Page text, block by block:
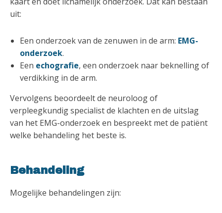
uit:
Een onderzoek van de zenuwen in de arm: EMG-
onderzoek.
Een echografie, een onderzoek naar beknelling of
verdikking in de arm.
Vervolgens beoordeelt de neuroloog of
verpleegkundig specialist de klachten en de uitslag
van het EMG-onderzoek en bespreekt met de patiënt
welke behandeling het beste is.
Behandeling
Mogelijke behandelingen zijn: